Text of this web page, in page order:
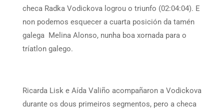
checa Radka Vodickova logrou o triunfo (02:04:04). E
non podemos esquecer a cuarta posición da tamén
galega Melina Alonso, nunha boa xornada para o
tríatlon galego.
Ricarda Lisk e Aída Valiño acompañaron a Vodickova
durante os dous primeiros segmentos, pero a checa